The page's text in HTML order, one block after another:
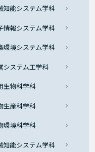
能システム学科
報システム学科
境システム学科
ステム工学科
物科学科
産科学科
境科学科
能システム学科